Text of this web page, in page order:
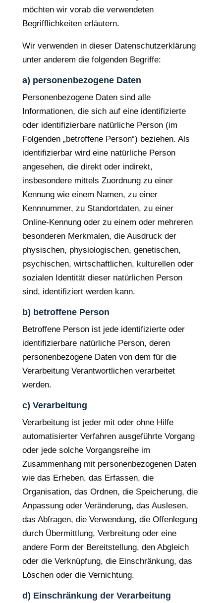
möchten wir vorab die verwendeten
Begrifflichkeiten erläutern.
Wir verwenden in dieser Datenschutzerklärung
unter anderem die folgenden Begriffe:
a) personenbezogene Daten
Personenbezogene Daten sind alle
Informationen, die sich auf eine identifizierte
oder identifizierbare natürliche Person (im
Folgenden „betroffene Person“) beziehen. Als
identifizierbar wird eine natürliche Person
angesehen, die direkt oder indirekt,
insbesondere mittels Zuordnung zu einer
Kennung wie einem Namen, zu einer
Kennnummer, zu Standortdaten, zu einer
Online-Kennung oder zu einem oder mehreren
besonderen Merkmalen, die Ausdruck der
physischen, physiologischen, genetischen,
psychischen, wirtschaftlichen, kulturellen oder
sozialen Identität dieser natürlichen Person
sind, identifiziert werden kann.
b) betroffene Person
Betroffene Person ist jede identifizierte oder
identifizierbare natürliche Person, deren
personenbezogene Daten von dem für die
Verarbeitung Verantwortlichen verarbeitet
werden.
c) Verarbeitung
Verarbeitung ist jeder mit oder ohne Hilfe
automatisierter Verfahren ausgeführte Vorgang
oder jede solche Vorgangsreihe im
Zusammenhang mit personenbezogenen Daten
wie das Erheben, das Erfassen, die
Organisation, das Ordnen, die Speicherung, die
Anpassung oder Veränderung, das Auslesen,
das Abfragen, die Verwendung, die Offenlegung
durch Übermittlung, Verbreitung oder eine
andere Form der Bereitstellung, den Abgleich
oder die Verknüpfung, die Einschränkung, das
Löschen oder die Vernichtung.
d) Einschränkung der Verarbeitung